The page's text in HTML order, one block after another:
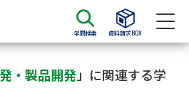
学問検索 資料請求BOX
資料検索
・製品開発」に関連する学